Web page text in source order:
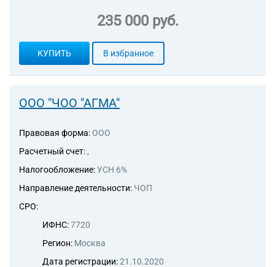
235 000 руб.
КУПИТЬ В избранное
ООО "ЧОО "АГМА"
Правовая форма: ООО
Расчетный счет: ,
Налогообложение:УСН 6%
Направление деятельности: ЧОП
СРО:
ИФНС:7720
Регион: Москва
Дата регистрации:21.10.2020